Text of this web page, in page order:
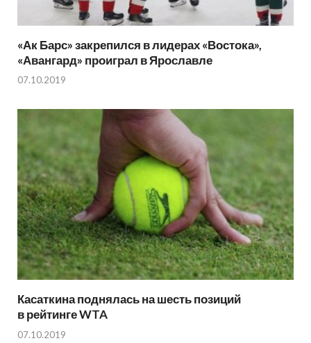
«Ак Барс» закрепился в лидерах «Востока»,
«Авангард» проиграл в Ярославле
07.10.2019
Касаткина поднялась на шесть позиций
в рейтинге WTA
07.10.2019